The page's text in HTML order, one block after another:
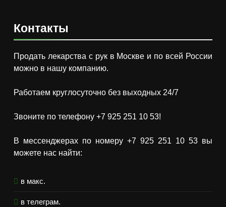
Контакты
Продать лекарства с рук в Москве и по всей России
можно в нашу компанию.
Работаем круглосуточно без выходных 24/7
Звоните по телефону +7 925 251 10 53!
В мессенджерах по номеру +7 925 251 10 53 вы
можете нас найти:
в макс.
в телеграм.